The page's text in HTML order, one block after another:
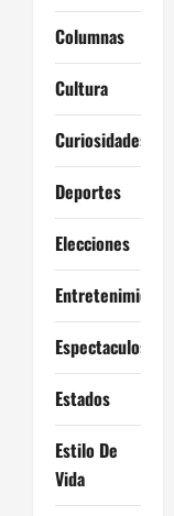
Columnas
Cultura
Curiosidades
Deportes
Elecciones
Entretenimiento
Espectaculos
Estados
Estilo De
Vida